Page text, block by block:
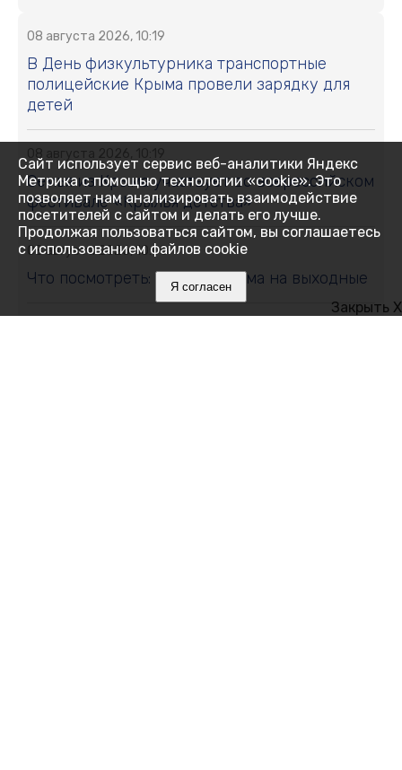
08 августа 2026, 10:19
В День физкультурника транспортные
полицейские Крыма провели зарядку для
детей
Семья из Крыма участвует во всероссийском
фестивале «Крылья детства»
08 августа 2026, 10:00
Что посмотреть: ТОП-3 фильма на выходные
Закрыть X
Сайт использует сервис веб-аналитики Яндекс
Метрика с помощью технологии «cookie». Это
позволяет нам анализировать взаимодействие
посетителей с сайтом и делать его лучше.
Продолжая пользоваться сайтом, вы соглашаетесь
с использованием файлов cookie
Я согласен